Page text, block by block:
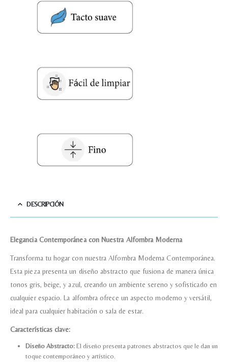
DESCRIPCIÓN
Elegancia Contemporánea con Nuestra Alfombra Moderna
Transforma tu hogar con nuestra Alfombra Moderna Contemporánea.
Esta pieza presenta un diseño abstracto que fusiona de manera única
tonos gris, beige, y azul, creando un ambiente sereno y sofisticado en
cualquier espacio. La alfombra ofrece un aspecto moderno y versátil,
ideal para cualquier habitación o sala de estar.
Características clave:
Diseño Abstracto:El diseño presenta patrones abstractos que le dan un
toque contemporáneo y artístico.